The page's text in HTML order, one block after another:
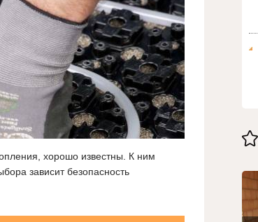
хорошо известны. К ним
зависит безопасность